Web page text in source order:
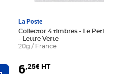
Ajouter au panier
La Poste
Collector 4 timbres - Le Petit
- Lettre Verte
20g / France
6,25€ HT